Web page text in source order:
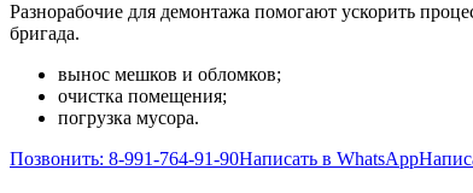
Разнорабочие для демонтажа помогают ускорить
бригада.
вынос мешков и обломков;
очистка помещения;
погрузка мусора.
Позвонить: 8-991-764-91-90Написать в WhatsApp